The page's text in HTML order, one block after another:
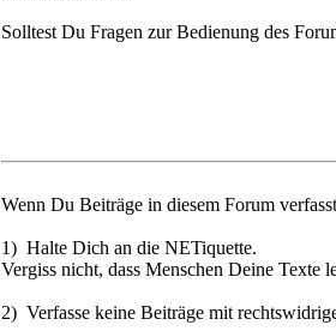
Solltest Du Fragen zur Bedienung des
Wenn Du Beiträge in diesem Forum
1) Halte Dich an die NETiquette.
Vergiss nicht, dass Menschen Deine Texte
2) Verfasse keine Beiträge mit